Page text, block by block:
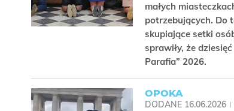
małych
potrzebujących. Do
skupiające setki
sprawiły, że
Parafia” 2026.
OPOKA
DODANE 16.06.2026